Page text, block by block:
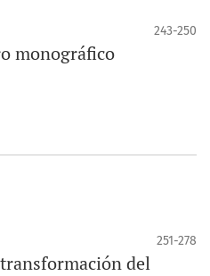
243-250
monográfico
251-278
del